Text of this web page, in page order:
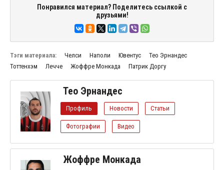
Понравился материал? Поделитесь ссылкой с
друзьями!
Тэги материала: Челси Наполи Ювентус
Тео Эрнандес
Тоттенхэм
Лечче Жоффре Монкада Патрик Доргу
Тео Эрнандес
Профиль Новости Статьи
Фотографии Видео
Жоффре Монкада